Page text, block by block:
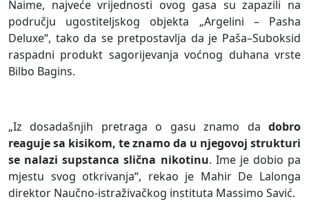
Naime, najveće vrijednosti ovog gasa su zapazili na
području ugostiteljskog objekta „Argelini – Pasha
Deluxe“, tako da se pretpostavlja da je Paša–Suboksid
raspadni produkt sagorijevanja voćnog duhana vrste
Bilbo Bagins.
„Iz dosadašnjih pretraga o gasu znamo da dobro
reaguje sa kisikom, te znamo da u njegovoj strukturi
se nalazi supstanca slična nikotinu. Ime je dobio pa
mjestu svog otkrivanja“, rekao je Mahir De Lalonga
direktor Naučno-istraživačkog instituta Massimo Savić.